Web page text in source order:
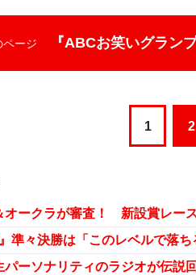
ページ 『ABCお笑いグラン
1 2
オークラが審査！ 新設賞レー
準々決勝は「このレベルで落
パーソナリティのラジオが伝説